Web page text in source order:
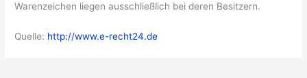
Warenzeichen liegen ausschließlich bei deren Besitzern.
Quelle: http://www.e-recht24.de